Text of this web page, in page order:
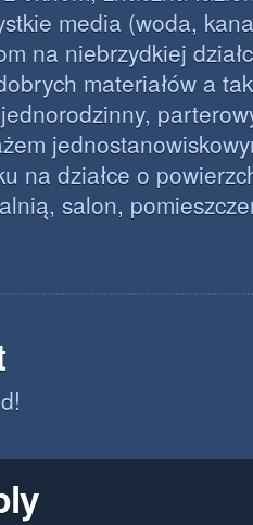
media (woda,
na niebrzydkiej
materiałów a
na działce o
salon,